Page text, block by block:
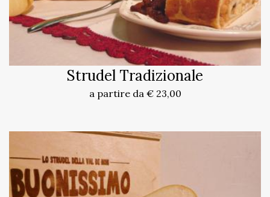
Strudel Tradizionale
a partire da € 23,00